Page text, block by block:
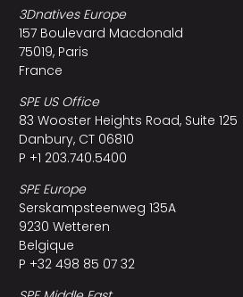
3Dnatives Europe
157 Boulevard Macdonald
75019, Paris
France
SPE US Office
83 Wooster Heights Road, Suite 125
Danbury, CT 06810
P +1 203.740.5400
SPE Europe
Serskampsteenweg 135A
9230 Wetteren
Belgique
P +32 498 85 07 32